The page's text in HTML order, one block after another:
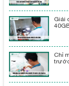
Giải
Chỉ